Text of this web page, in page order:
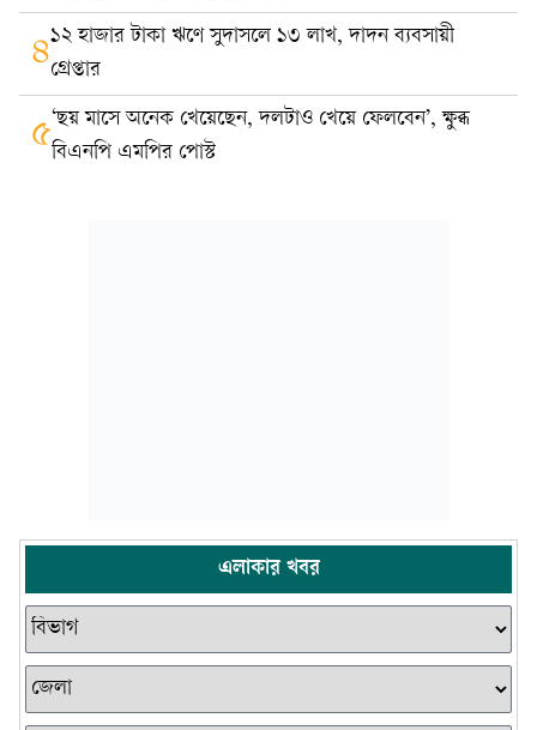
৪১২ হাজার টাকা ঋণে সুদাসলে ১৩ লাখ, দাদন ব্যবসায়ী
গ্রেপ্তার
৫‘ছয় মাসে অনেক খেয়েছেন, দলটাও খেয়ে ফেলবেন’, ক্ষুব্ধ
বিএনপি এমপির পোস্ট
এলাকার খবর